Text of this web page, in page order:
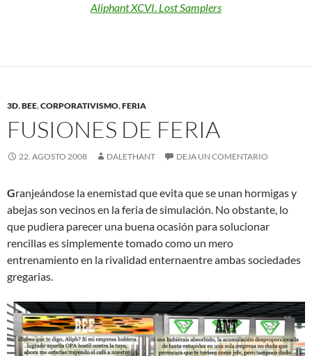
Aliphant XCVI. Lost Samplers
3D,BEE,CORPORATIVISMO,FERIA
FUSIONES DE FERIA
22. AGOSTO 2008 DALETHANT DEJA UN COMENTARIO
Granjeándose la enemistad que evita que se unan hormigas y
abejas son vecinos en la feria de simulación. No obstante, lo
que pudiera parecer una buena ocasión para solucionar
rencillas es simplemente tomado como un mero
entrenamiento en la rivalidad enternaentre ambas sociedades
gregarias.